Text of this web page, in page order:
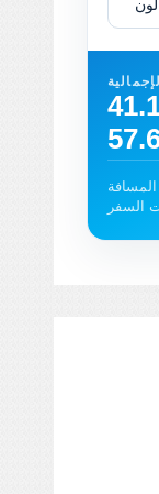
المسافة
السفر